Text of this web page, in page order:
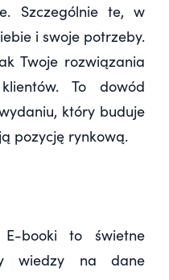
Szczególnie te, w
i swoje potrzeby.
Twoje rozwiązania
To dowód
który buduje
pozycję rynkową.
booki to świetne
wiedzy na dane